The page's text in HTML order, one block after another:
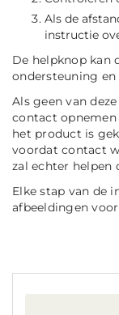
Als de
instructie
De helpknop kan
ondersteuning en
Als geen van
contact
het product is
voordat contact
zal echter helpen
Elke stap van de
afbeeldingen